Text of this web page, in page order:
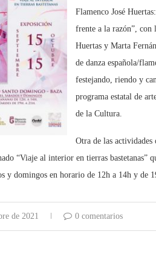
Flamenco José
frente a la razón”, con
Huertas y Marta
de danza española/
festejando, riendo y
programa estatal de
de la Cultura.
Otra de las
“Viaje al interior en tierras bastetanas”
y domingos en horario de 12h a 14h y de
de 2021 0 comentarios